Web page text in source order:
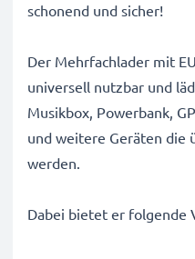
schonend und sicher!
Der Mehrfachlader mit
universell nutzbar und
Musikbox, Powerbank,
und weitere Geräten die
werden.
Dabei bietet er folgende